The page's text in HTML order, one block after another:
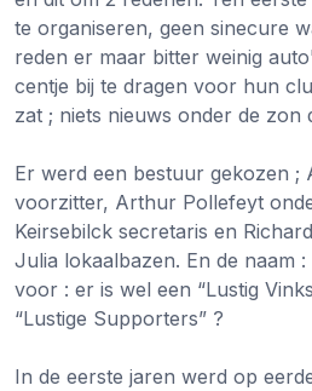
te organiseren, geen sinecure
reden er maar bitter weinig
centje bij te dragen voor hun
zat ; niets nieuws onder de zon
Er werd een bestuur gekozen ;
voorzitter, Arthur Pollefeyt
Keirsebilck secretaris en
Julia lokaalbazen. En de naam
voor : er is wel een “Lustig
“Lustige Supporters” ?
In de eerste jaren werd op